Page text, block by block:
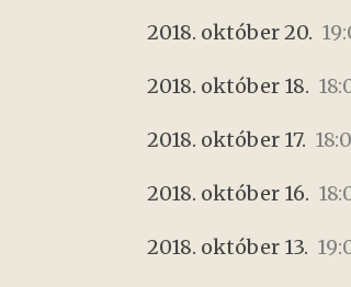
2018. október 20.
2018. október 18.
2018. október 17.
2018. október 16.
2018. október 13.